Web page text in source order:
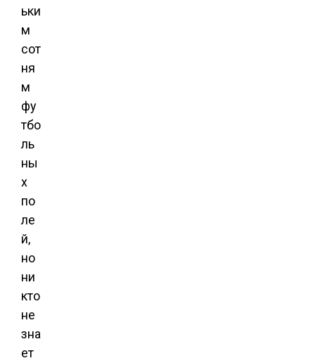
ьки
м
сот
ня
м
фу
тбо
ль
ны
х
по
ле
й,
но
ни
кто
не
зна
ет